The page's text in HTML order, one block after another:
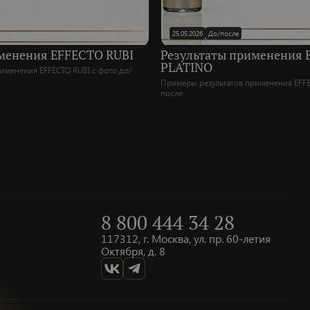
EFFECTO RUBI
EFFECTO RUBI с фото до/
25.05.2026 До/после
Результаты применения
PLATINO
Примеры результатов применения
после
8 800 444 34 28
117312, г. Москва, ул. пр. 60-летия
Октября, д. 8